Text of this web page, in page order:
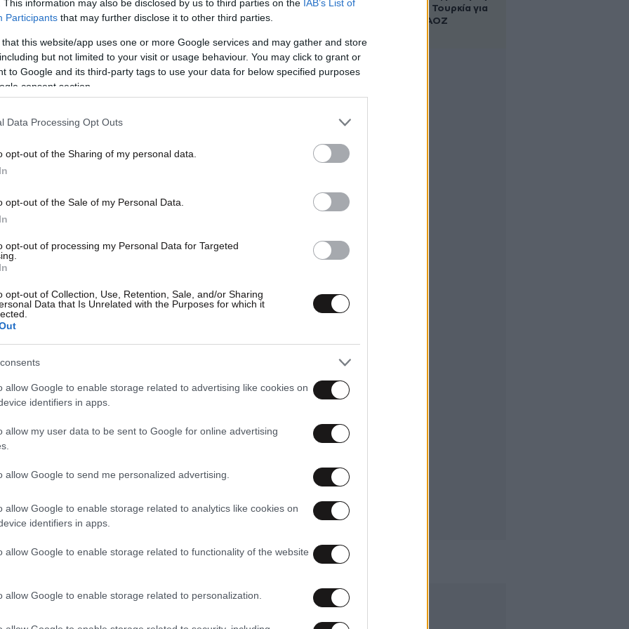
This information may also be disclosed by us to third parties on the IAB’s List of
Participants that may further disclose it to other third parties.
that this website/app uses one or more Google services and may gather and store
but not limited to your visit or usage behaviour. You may click to grant or
to Google and its third-party tags to use your data for below specified purposes
consent section.
Data Processing Opt Outs
opt-out of the Sharing of my personal data.
opt-out of the Sale of my Personal Data.
opt-out of processing my Personal Data for Targeted
opt-out of Collection, Use, Retention, Sale, and/or Sharing
Data that Is Unrelated with the Purposes for which it
allow Google to enable storage related to advertising like cookies on
identifiers in apps.
allow my user data to be sent to Google for online advertising
allow Google to send me personalized advertising.
allow Google to enable storage related to analytics like cookies on
identifiers in apps.
allow Google to enable storage related to functionality of the website
allow Google to enable storage related to personalization.
την Εύβοια και την ανατολική Πελοπόννησο
νεφώσεις τοπικά αυξημένες.
και τα Δωδεκάνησα θα σημειωθούν νεφώσεις
μεμονωμένων βροχών στα βόρεια.
Αλβανία και Τουρκία για
τη χάραξη ΑΟΖ
ΕΛΛΑΔΑ ΟΛΑ ΤΑ ΑΡΘΡΑ